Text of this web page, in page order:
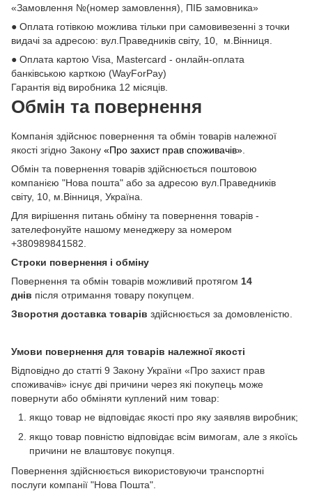
«Замовлення №(номер замовлення), ПІБ замовника»
● Оплата готівкою можлива тільки при самовивезенні з точки
видачі за адресою: вул.Праведників світу, 10, м.Вінниця.
● Оплата картою Visa, Mastercard - онлайн-оплата
банківською карткою (WayForPay)
Гарантія від виробника 12 місяців.
Обмін та повернення
Компанія здійснює повернення та обмін товарів належної
якості згідно Закону «Про захист прав споживачів»
Обмін та повернення товарів здійснюється поштовою
компанією "Нова пошта" або за адресою вул.Праведників
світу, 10, м.Вінниця, Україна.
Для вирішення питань обміну та повернення товарів -
зателефонуйте нашому менеджеру за номером
+380989841582.
Строки повернення і обміну
Повернення та обмін товарів можливий протягом 14
днів після отримання товару покупцем.
Зворотня доставка товарів здійснюється за домовленістю.
Умови повернення для товарів належної якості
Відповідно до статті 9 Закону України «Про захист прав
споживачів» існує дві причини через які покупець може
повернути або обміняти куплений ним товар:
якщо товар не відповідає якості про яку заявляв виробник;
якщо товар повністю відповідає всім вимогам, але з якоїсь
причини не влаштовує покупця.
Повернення здійснюється використовуючи транспортні
послуги компанії "Нова Пошта".